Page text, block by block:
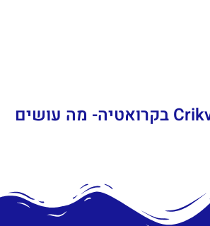
העיירה Crikvenica בקרואטיה- מה עושים